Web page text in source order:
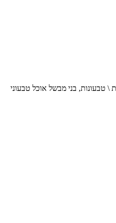
טבעונות, בני מבשל אוכל טבעוני